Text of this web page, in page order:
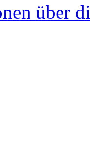
über